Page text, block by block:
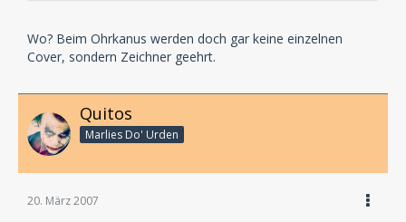
Wo? Beim Ohrkanus werden doch gar keine einzelnen
Cover, sondern Zeichner geehrt.
Quitos
Marlies Do' Urden
20. März 2007